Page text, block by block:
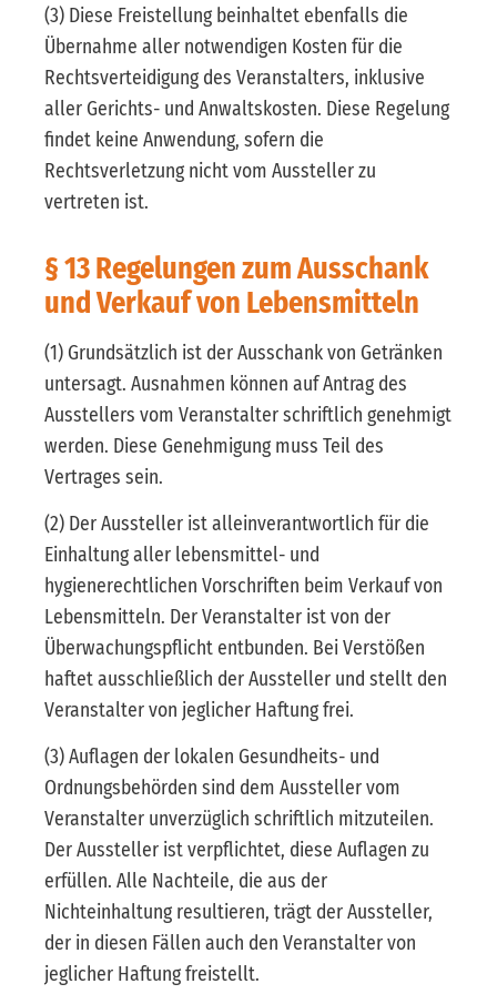
(3) Diese Freistellung beinhaltet ebenfalls die
Übernahme aller notwendigen Kosten für die
Rechtsverteidigung des Veranstalters, inklusive
aller Gerichts- und Anwaltskosten. Diese Regelung
findet keine Anwendung, sofern die
Rechtsverletzung nicht vom Aussteller zu
vertreten ist.
§ 13 Regelungen zum Ausschank
und Verkauf von Lebensmitteln
(1) Grundsätzlich ist der Ausschank von Getränken
untersagt. Ausnahmen können auf Antrag des
Ausstellers vom Veranstalter schriftlich genehmigt
werden. Diese Genehmigung muss Teil des
Vertrages sein.
(2) Der Aussteller ist alleinverantwortlich für die
Einhaltung aller lebensmittel- und
hygienerechtlichen Vorschriften beim Verkauf von
Lebensmitteln. Der Veranstalter ist von der
Überwachungspflicht entbunden. Bei Verstößen
haftet ausschließlich der Aussteller und stellt den
Veranstalter von jeglicher Haftung frei.
(3) Auflagen der lokalen Gesundheits- und
Ordnungsbehörden sind dem Aussteller vom
Veranstalter unverzüglich schriftlich mitzuteilen.
Der Aussteller ist verpflichtet, diese Auflagen zu
erfüllen. Alle Nachteile, die aus der
Nichteinhaltung resultieren, trägt der Aussteller,
der in diesen Fällen auch den Veranstalter von
jeglicher Haftung freistellt.